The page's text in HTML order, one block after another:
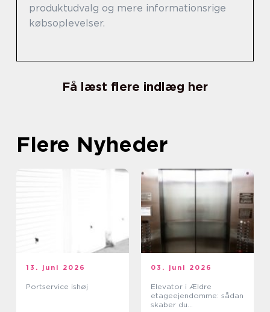
produktudvalg og mere informationsrige
købsoplevelser.
Få læst flere indlæg her
Flere Nyheder
13. juni 2026
Portservice ishøj
03. juni 2026
Elevator i Ældre
etageejendomme: sådan
skaber du